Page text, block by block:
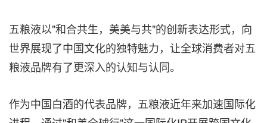
五粮液以"和合共生，美美与共"的创新表达形式，向
世界展现了中国文化的独特魅力，让全球消费者对五
粮液品牌有了更深入的认知与认同。
作为中国白酒的代表品牌，五粮液近年来加速国际化